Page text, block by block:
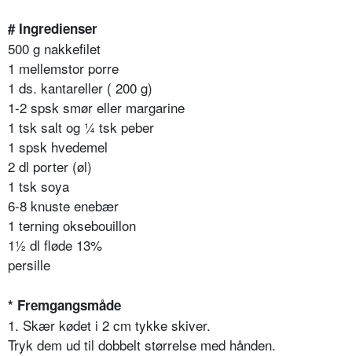
# Ingredienser
500 g nakkefilet
1 mellemstor porre
1 ds. kantareller ( 200 g)
1-2 spsk smør eller margarine
1 tsk salt og ¼ tsk peber
1 spsk hvedemel
2 dl porter (øl)
1 tsk soya
6-8 knuste enebær
1 terning oksebouillon
1½ dl fløde 13%
persille
* Fremgangsmåde
1. Skær kødet i 2 cm tykke skiver.
Tryk dem ud til dobbelt størrelse med hånden.